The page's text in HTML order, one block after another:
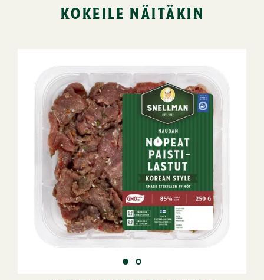
kokeile näitäkin